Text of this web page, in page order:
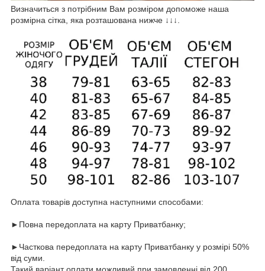
Визначиться з потрібним Вам розміром допоможе наша
розмірна сітка, яка розташована нижче ↓↓↓.
Оплата товарів доступна наступними способами:
►Повна передоплата на карту Приватбанку;
►Часткова передоплата на карту Приватбанку у розмірі 50%
від суми.
Такий варіант оплати можливий при замовленні від 200